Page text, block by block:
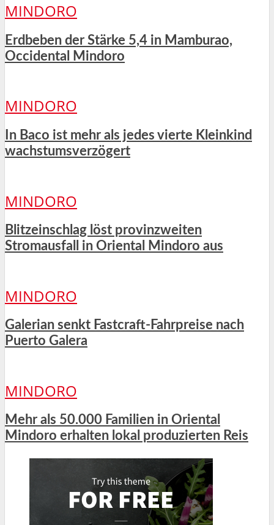
MINDORO
Erdbeben der Stärke 5,4 in Mamburao,
Occidental Mindoro
MINDORO
In Baco ist mehr als jedes vierte Kleinkind
wachstumsverzögert
MINDORO
Blitzeinschlag löst provinzweiten
Stromausfall in Oriental Mindoro aus
MINDORO
Galerian senkt Fastcraft-Fahrpreise nach
Puerto Galera
MINDORO
Mehr als 50.000 Familien in Oriental
Mindoro erhalten lokal produzierten Reis